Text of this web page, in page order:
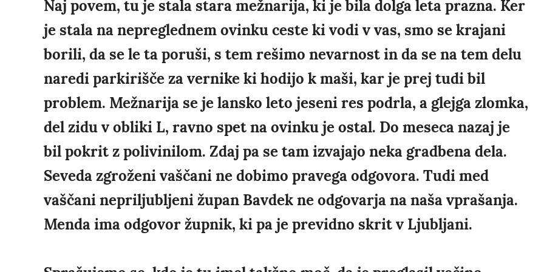
Naj povem, tu je stala stara mežnarija, ki je bila dolga leta prazna. Ker
je stala na nepreglednem ovinku ceste ki vodi v vas, smo se krajani
borili, da se le ta poruši, s tem rešimo nevarnost in da se na tem delu
naredi parkirišče za vernike ki hodijo k maši, kar je prej tudi bil
problem. Mežnarija se je lansko leto jeseni res podrla, a glejga zlomka,
del zidu v obliki L, ravno spet na ovinku je ostal. Do meseca nazaj je
bil pokrit z polivinilom. Zdaj pa se tam izvajajo neka gradbena dela.
Seveda zgroženi vaščani ne dobimo pravega odgovora. Tudi med
vaščani nepriljubljeni župan Bavdek ne odgovarja na naša vprašanja.
Menda ima odgovor župnik, ki pa je previdno skrit v Ljubljani.